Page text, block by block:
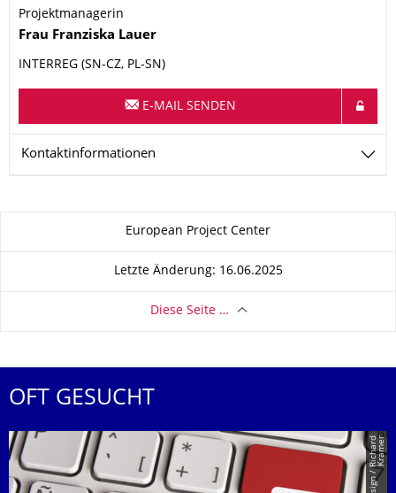
Projektmanagerin
Name
Frau Franziska Lauer
INTERREG (SN-CZ, PL-SN)
E-MAIL SENDEN
Kontaktinformationen
Zu dieser SeiteEuropean Project Center
Letzte Änderung: 16.06.2025
Diese Seite …
OFT GESUCHT
r